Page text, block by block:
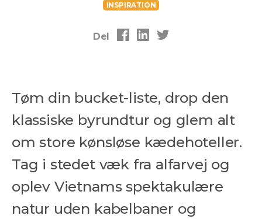
INSPIRATION
Del
Tøm din bucket-liste, drop den
klassiske byrundtur og glem alt
om store kønsløse kædehoteller.
Tag i stedet væk fra alfarvej og
oplev Vietnams spektakulære
natur uden kabelbaner og